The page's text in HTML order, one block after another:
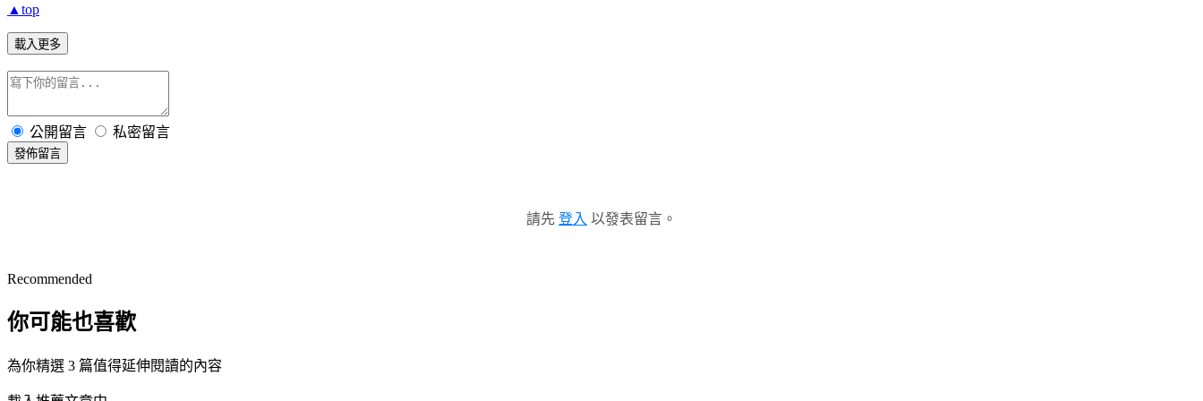
▲top
載入更多
公開留言 私密留言
發佈留言
請先 登入 以發表留言。
Recommended
你可能也喜歡
為你精選 3 篇值得延伸閱讀的內容